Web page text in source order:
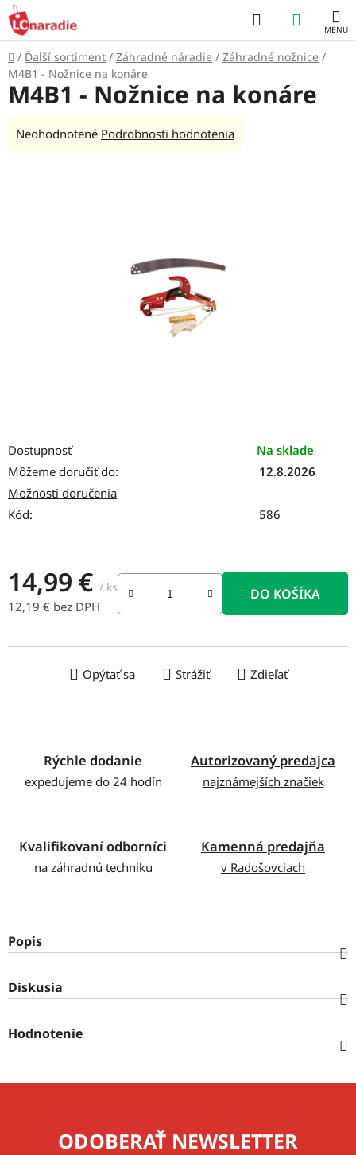
Prejsť
na
obsah
Hľadať
KOŠÍK
Domov
/ Ďalší sortiment / Záhradné náradie / Záhradné nožnice /
M4B1 - Nožnice na konáre
Dostupnosť
Na sklade
Môžeme doručiť do:
12.8.2026
Možnosti doručenia
Kód:
586
14,99 € / ks
12,19 € bez DPH
DO KOŠÍKA
Opýtať sa Strážiť Zdieľať
M4B1 - Nožnice na konáre
Priemerné
Neohodnotené Podrobnosti hodnotenia
Rýchle dodanie
expedujeme do 24 hodín
Autorizovaný predajca
najznámejších značiek
Kvalifikovaní odborníci
na záhradnú techniku
Kamenná predajňa
v Radošovciach
Popis
Diskusia
Hodnotenie
ODOBERAŤ NEWSLETTER